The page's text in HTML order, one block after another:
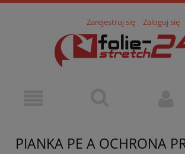
Zarejestruj się Zaloguj się
PIANKA PE A OCHRONA